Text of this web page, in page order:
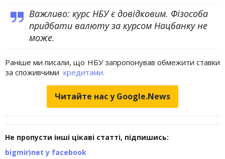
Важливо: курс НБУ є довідковим. Фізособа
придбати валюту за курсом Нацбанку не
може.
Раніше ми писали, що НБУ запропонував обмежити ставки
за споживчими кредитами.
Читайте нас у Google.News
Не пропусти інші цікаві статті, підпишись:
bigmir)net у facebook